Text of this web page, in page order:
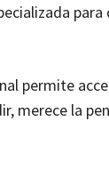
permite
merece la